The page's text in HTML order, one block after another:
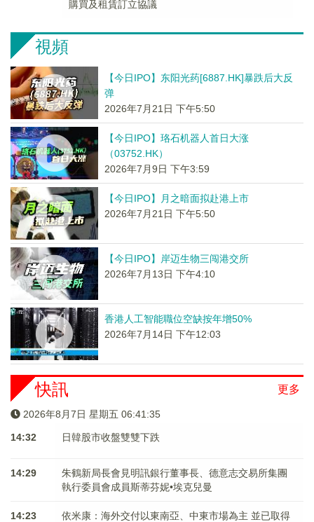
購買及租賃訂立協議
視頻
【今日IPO】东阳光药[6887.HK]暴跌后大反
弹
2026年7月21日 下午5:50
【今日IPO】珞石机器人首日大涨
（03752.HK）
2026年7月9日 下午3:59
【今日IPO】月之暗面拟赴港上市
2026年7月21日 下午5:50
【今日IPO】岸迈生物三闯港交所
2026年7月13日 下午4:10
香港人工智能職位空缺按年增50%
2026年7月14日 下午12:03
更多
快訊
2026年8月7日 星期五 06:41:36
14:32 日韓股市收盤雙雙下跌
14:29
朱鶴新局長會見明訊銀行董事長、德意志交易所集團
執行委員會成員斯蒂芬妮•埃克兒曼
14:23
依米康：海外交付以東南亞、中東市場為主 並已取得